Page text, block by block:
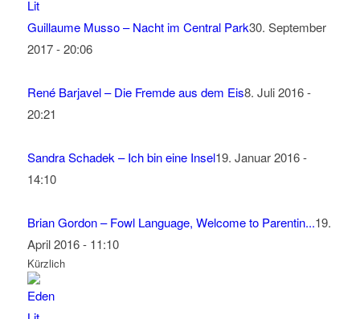
Guillaume Musso – Nacht im Central Park30. September
2017 - 20:06
René Barjavel – Die Fremde aus dem Eis8. Juli 2016 -
20:21
Sandra Schadek – Ich bin eine Insel19. Januar 2016 -
14:10
Brian Gordon – Fowl Language, Welcome to Parentin...19.
April 2016 - 11:10
Kürzlich